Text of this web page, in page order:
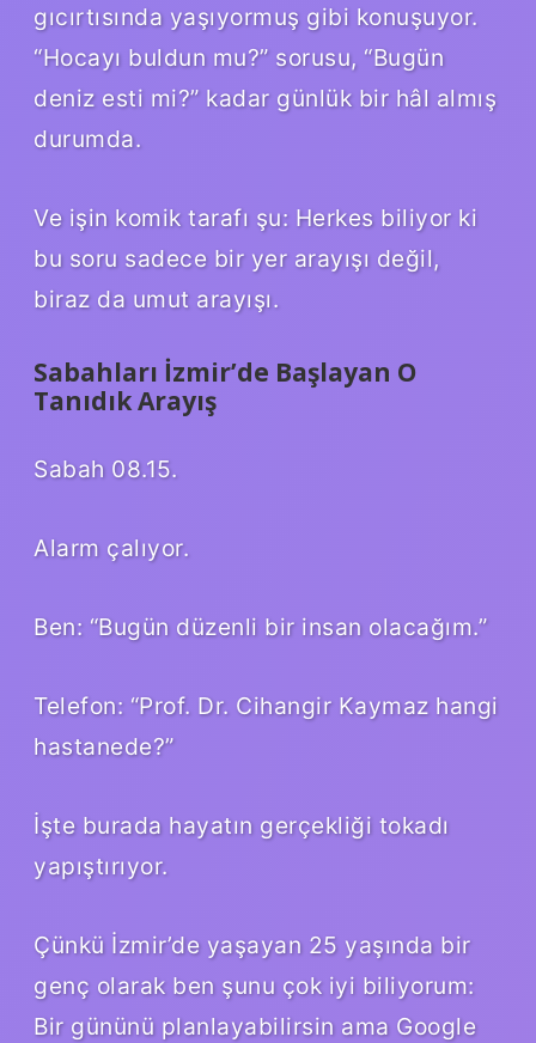
gıcırtısında yaşıyormuş gibi konuşuyor.
“Hocayı buldun mu?” sorusu, “Bugün
deniz esti mi?” kadar günlük bir hâl almış
durumda.
Ve işin komik tarafı şu: Herkes biliyor ki
bu soru sadece bir yer arayışı değil,
biraz da umut arayışı.
Sabahları İzmir’de Başlayan O
Tanıdık Arayış
Sabah 08.15.
Alarm çalıyor.
Ben: “Bugün düzenli bir insan olacağım.”
Telefon: “Prof. Dr. Cihangir Kaymaz hangi
hastanede?”
İşte burada hayatın gerçekliği tokadı
yapıştırıyor.
Çünkü İzmir’de yaşayan 25 yaşında bir
genç olarak ben şunu çok iyi biliyorum:
Bir gününü planlayabilirsin ama Google